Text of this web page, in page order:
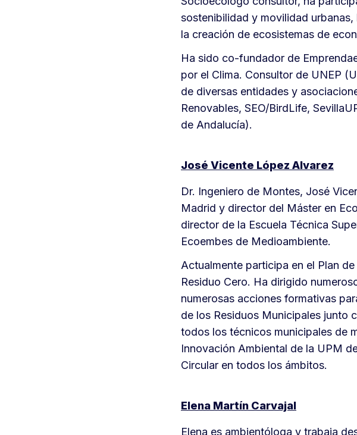
sostenibilidad y movilidad
la creación de ecosistemas de
Ha sido co-fundador de
por el Clima. Consultor de UNEP
de diversas entidades y
Renovables, SEO/BirdLife,
de Andalucía).
José Vicente López Alvarez
Dr. Ingeniero de Montes, José
Madrid y director del Máster en
director de la Escuela Técnica
Ecoembes de Medioambiente.
Actualmente participa en el Plan
Residuo Cero. Ha dirigido
numerosas acciones formativas
de los Residuos Municipales junto
todos los técnicos municipales de
Innovación Ambiental de la UPM
Circular en todos los ámbitos.
Elena Martín Carvajal
Elena es ambientóloga y trabaja